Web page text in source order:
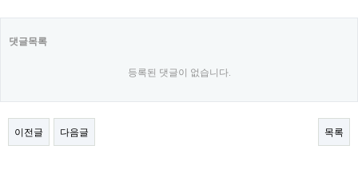
댓글목록
등록된 댓글이 없습니다.
이전글 다음글 목록